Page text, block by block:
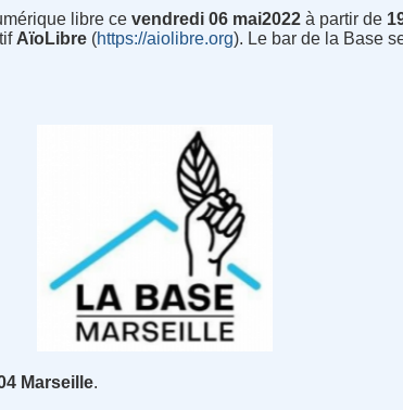
libre cevendredi 06 mai2022à partir de
AïoLibre (https://aiolibre.org). Le bar de la Base
Marseille.